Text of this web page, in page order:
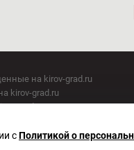
на kirov-grad.ru
kirov-grad.ru
grad.ru
и массовых
сПолитикой о